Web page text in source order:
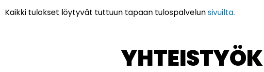
Kaikki tulokset löytyvät tuttuun tapaan tulospalvelunsivuilta.